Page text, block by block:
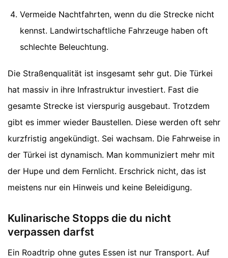
Vermeide Nachtfahrten, wenn du die Strecke nicht
kennst. Landwirtschaftliche Fahrzeuge haben oft
schlechte Beleuchtung.
Die Straßenqualität ist insgesamt sehr gut. Die Türkei
hat massiv in ihre Infrastruktur investiert. Fast die
gesamte Strecke ist vierspurig ausgebaut. Trotzdem
gibt es immer wieder Baustellen. Diese werden oft sehr
kurzfristig angekündigt. Sei wachsam. Die Fahrweise in
der Türkei ist dynamisch. Man kommuniziert mehr mit
der Hupe und dem Fernlicht. Erschrick nicht, das ist
meistens nur ein Hinweis und keine Beleidigung.
Kulinarische Stopps die du nicht
verpassen darfst
Ein Roadtrip ohne gutes Essen ist nur Transport. Auf